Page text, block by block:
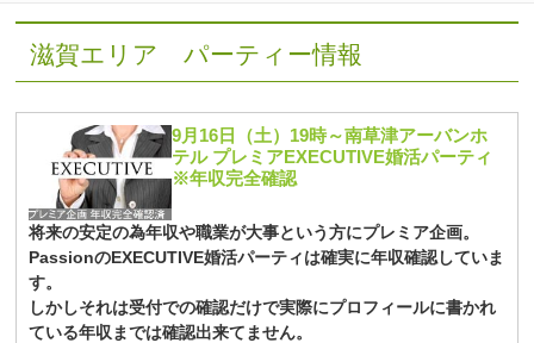
滋賀エリア パーティー情報
9月16日（土）19時～南草津アーバンホ
テル プレミアEXECUTIVE婚活パーティ
※年収完全確認
将来の安定の為年収や職業が大事という方にプレミア企画。
PassionのEXECUTIVE婚活パーティは確実に年収確認していま
す。
しかしそれは受付での確認だけで実際にプロフィールに書かれ
ている年収までは確認出来てません。